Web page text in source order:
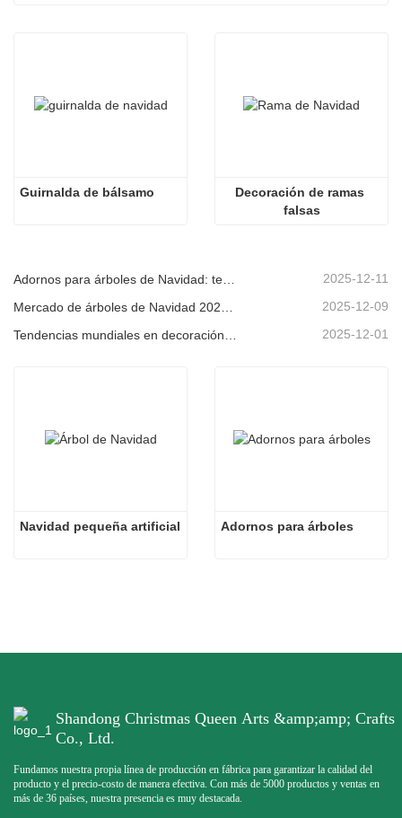
Guirnalda de bálsamo
Decoración de ramas
falsas
2025-12-11
2025-12-09
Tendencias mundiales en decoración navideña y por qué Christmas Queen sigue liderando el mercado 2025-12-01
Navidad pequeña artificial Adornos para árboles
Shandong Christmas Queen Arts &amp;amp; Crafts
Co., Ltd.
Fundamos nuestra propia línea de producción en fábrica para garantizar la calidad del
producto y el precio-costo de manera efectiva. Con más de 5000 productos y ventas en
más de 36 países, nuestra presencia es muy destacada.